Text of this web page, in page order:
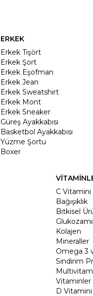
ERKEK
Erkek Tişört
Erkek Şort
Erkek Eşofman
Erkek Jean
Erkek Sweatshirt
Erkek Mont
Erkek Sneaker
Güreş Ayakkabısı
Basketbol Ayakkabısı
Yüzme Şortu
Boxer
C Vitamini
Bağışıklık
Bitkisel
Kolajen
Mineraller
Omega 3
Sindirim
Vitaminler
D Vitamini